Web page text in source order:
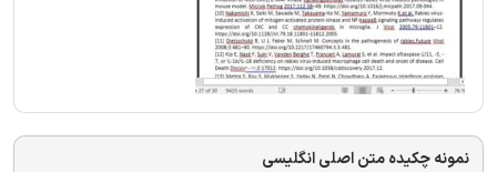
نمونه چکیده متن اصلی انگلیسی